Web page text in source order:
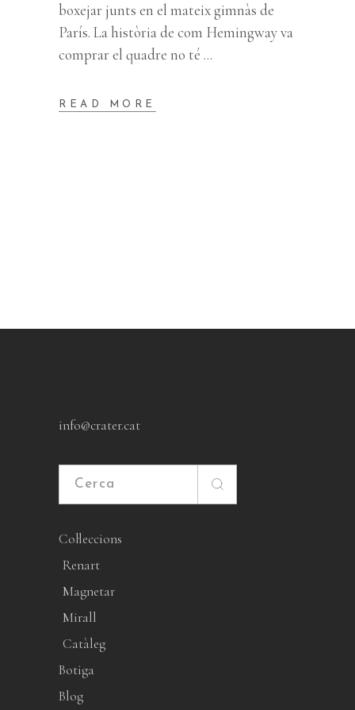
boxejar junts en el mateix gimnàs de
París. La història de com Hemingway va
comprar el quadre no té
READ MORE
info@crater.cat
Cerca
Col·leccions
Renart
Magnetar
Mirall
Catàleg
Botiga
Blog